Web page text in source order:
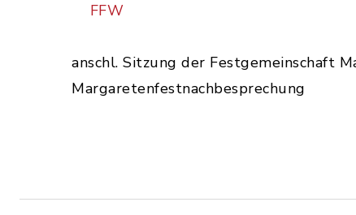
FFW
anschl. Sitzung der Festgemeinschaft
Margaretenfestnachbesprechung